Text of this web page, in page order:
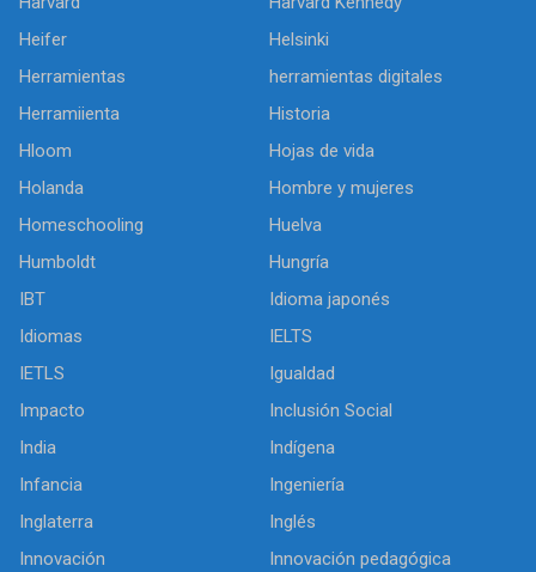
Heifer
Helsinki
Herramientas
herramientas digitales
Herramiienta
Historia
Hloom
Hojas de vida
Holanda
Hombre y mujeres
Homeschooling
Huelva
Humboldt
Hungría
IBT
Idioma japonés
Idiomas
IELTS
IETLS
Igualdad
Impacto
Inclusión Social
India
Indígena
Infancia
Ingeniería
Inglaterra
Inglés
Innovación
Innovación pedagógica